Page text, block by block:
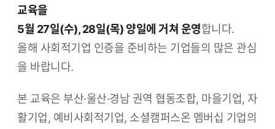
교육을
5월 27일(수), 28일(목) 양일에 거쳐 운영합니다.
올해 사회적기업 인증을 준비하는 기업들의 많은 관심
을 바랍니다.
본 교육은 부산·울산·경남 권역 협동조합, 마을기업, 자
활기업, 예비사회적기업, 소셜캠퍼스온 멤버십 기업의